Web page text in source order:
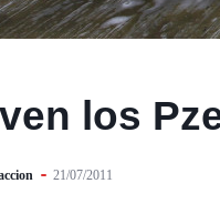
los
21/07/2011